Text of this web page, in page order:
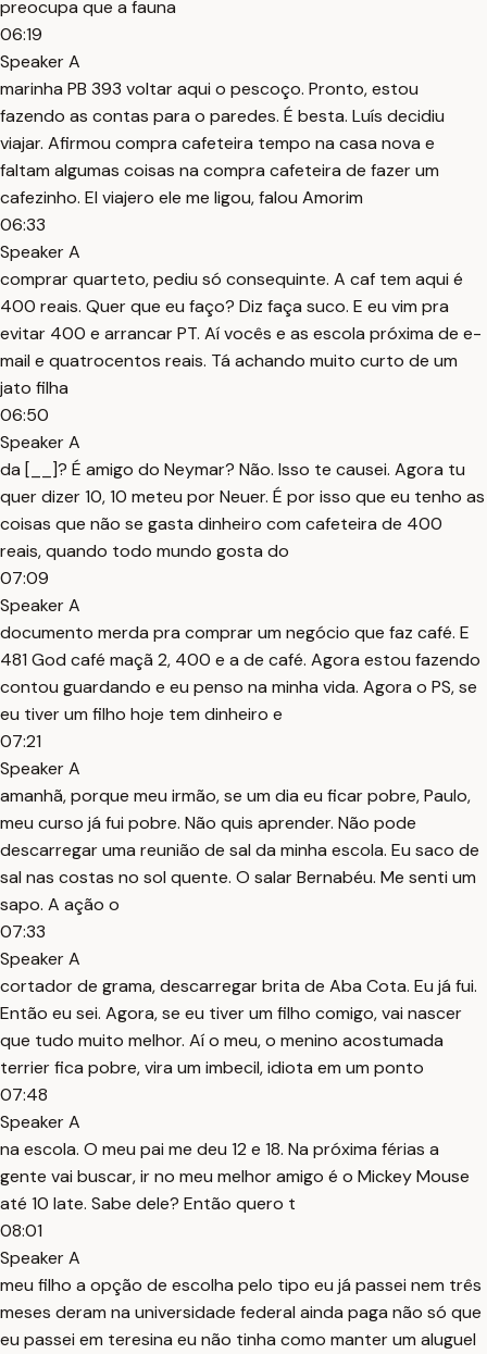
preocupa que a fauna
06:19
Speaker A
marinha PB 393 voltar aqui o pescoço. Pronto, estou
fazendo as contas para o paredes. É besta. Luís decidiu
viajar. Afirmou compra cafeteira tempo na casa nova e
faltam algumas coisas na compra cafeteira de fazer um
cafezinho. El viajero ele me ligou, falou Amorim
06:33
Speaker A
comprar quarteto, pediu só consequinte. A caf tem aqui é
400 reais. Quer que eu faço? Diz faça suco. E eu vim pra
evitar 400 e arrancar PT. Aí vocês e as escola próxima de e-
mail e quatrocentos reais. Tá achando muito curto de um
jato filha
06:50
Speaker A
da [__]? É amigo do Neymar? Não. Isso te causei. Agora tu
quer dizer 10, 10 meteu por Neuer. É por isso que eu tenho as
coisas que não se gasta dinheiro com cafeteira de 400
reais, quando todo mundo gosta do
07:09
Speaker A
documento merda pra comprar um negócio que faz café. E
481 God café maçã 2, 400 e a de café. Agora estou fazendo
contou guardando e eu penso na minha vida. Agora o PS, se
eu tiver um filho hoje tem dinheiro e
07:21
Speaker A
amanhã, porque meu irmão, se um dia eu ficar pobre, Paulo,
meu curso já fui pobre. Não quis aprender. Não pode
descarregar uma reunião de sal da minha escola. Eu saco de
sal nas costas no sol quente. O salar Bernabéu. Me senti um
sapo. A ação o
07:33
Speaker A
cortador de grama, descarregar brita de Aba Cota. Eu já fui.
Então eu sei. Agora, se eu tiver um filho comigo, vai nascer
que tudo muito melhor. Aí o meu, o menino acostumada
terrier fica pobre, vira um imbecil, idiota em um ponto
07:48
Speaker A
na escola. O meu pai me deu 12 e 18. Na próxima férias a
gente vai buscar, ir no meu melhor amigo é o Mickey Mouse
até 10 late. Sabe dele? Então quero t
08:01
Speaker A
meu filho a opção de escolha pelo tipo eu já passei nem três
meses deram na universidade federal ainda paga não só que
eu passei em teresina eu não tinha como manter um aluguel